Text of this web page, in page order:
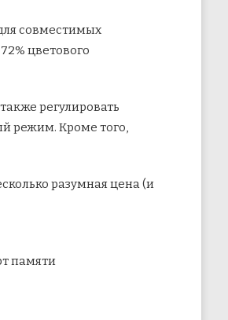
совместимых
цветового
регулировать
режим. Кроме того,
разумная цена (и
памяти